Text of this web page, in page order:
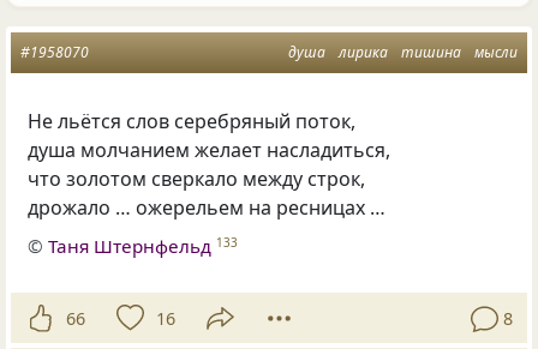
душа лирика тишина мысли
#1958070
Не льётся слов серебряный поток,
душа молчанием желает насладиться,
что золотом сверкало между строк,
дрожало … ожерельем на ресницах …
©Таня Штернфельд 133
66 16 8